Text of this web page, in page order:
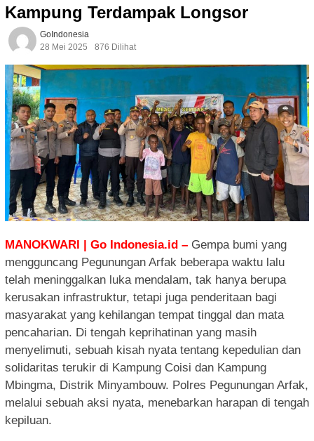
Kampung Terdampak Longsor
GoIndonesia
28 Mei 2025
876 Dilihat
MANOKWARI | Go Indonesia.id – Gempa bumi yang
mengguncang Pegunungan Arfak beberapa waktu lalu
telah meninggalkan luka mendalam, tak hanya berupa
kerusakan infrastruktur, tetapi juga penderitaan bagi
masyarakat yang kehilangan tempat tinggal dan mata
pencaharian. Di tengah keprihatinan yang masih
menyelimuti, sebuah kisah nyata tentang kepedulian dan
solidaritas terukir di Kampung Coisi dan Kampung
Mbingma, Distrik Minyambouw. Polres Pegunungan Arfak,
melalui sebuah aksi nyata, menebarkan harapan di tengah
kepiluan.